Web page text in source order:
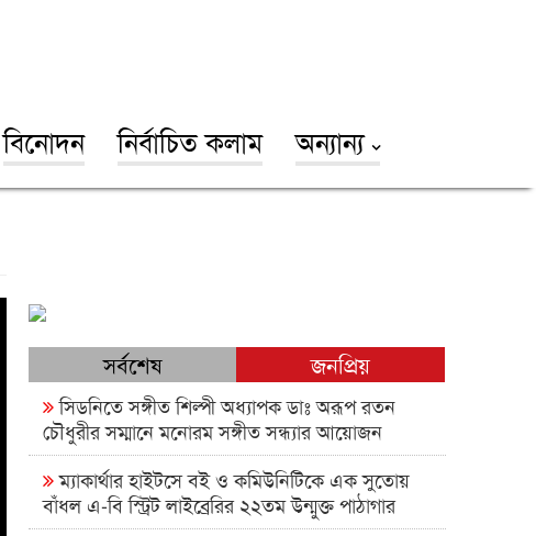
বিনোদন নির্বাচিত কলাম অন্যান্য
সর্বশেষ জনপ্রিয়
সিডনিতে সঙ্গীত শিল্পী অধ্যাপক ডাঃ অরূপ রতন
চৌধুরীর সম্মানে মনোরম সঙ্গীত সন্ধ্যার আয়োজন
ম্যাকার্থার হাইটসে বই ও কমিউনিটিকে এক সুতোয়
বাঁধল এ-বি স্ট্রিট লাইব্রেরির ২২তম উন্মুক্ত পাঠাগার